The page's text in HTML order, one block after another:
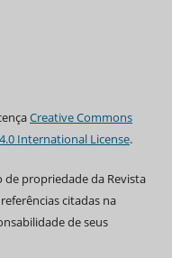
Creative Commons
International License.
de propriedade da Revista
citadas na
de seus